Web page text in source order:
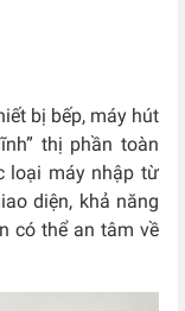
bị bếp, máy hút
thị phần toàn
loại máy nhập từ
diện, khả năng
có thể an tâm về